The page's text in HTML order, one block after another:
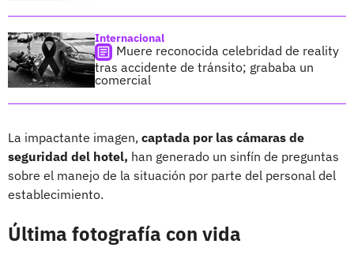
Internacional
Muere reconocida celebridad de reality
tras accidente de tránsito; grababa un
comercial
La impactante imagen, captada por las cámaras de
seguridad del hotel, han generado un sinfín de preguntas
sobre el manejo de la situación por parte del personal del
establecimiento.
Última fotografía con vida